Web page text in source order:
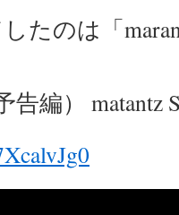
たのは「
編） matantz